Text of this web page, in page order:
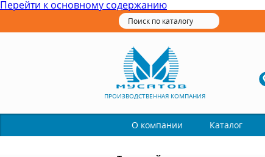
Перейти к основному содержанию
ПРОИЗВОДСТВЕННАЯ КОМПАНИЯ
О компании Каталог